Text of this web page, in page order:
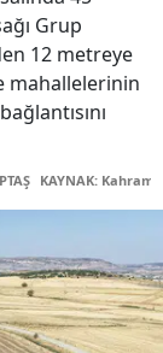
Grup
12 metreye
mahallelerinin
KAYNAK: